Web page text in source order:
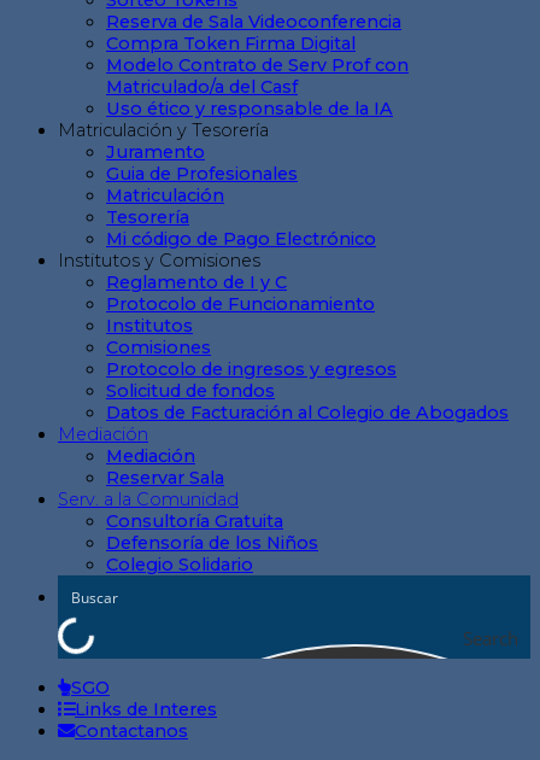
Reserva de Sala Videoconferencia
Compra Token Firma Digital
Modelo Contrato de Serv Prof con
Matriculado/a del Casf
Uso ético y responsable de la IA
Matriculación y Tesorería
Juramento
Guia de Profesionales
Matriculación
Tesorería
Mi código de Pago Electrónico
Institutos y Comisiones
Reglamento de I y C
Protocolo de Funcionamiento
Institutos
Comisiones
Protocolo de ingresos y egresos
Solicitud de fondos
Datos de Facturación al Colegio de Abogados
Mediación
Mediación
Reservar Sala
Serv. a la Comunidad
Consultoría Gratuita
Defensoría de los Niños
Colegio Solidario
Search
SGO
Links de Interes
Contactanos